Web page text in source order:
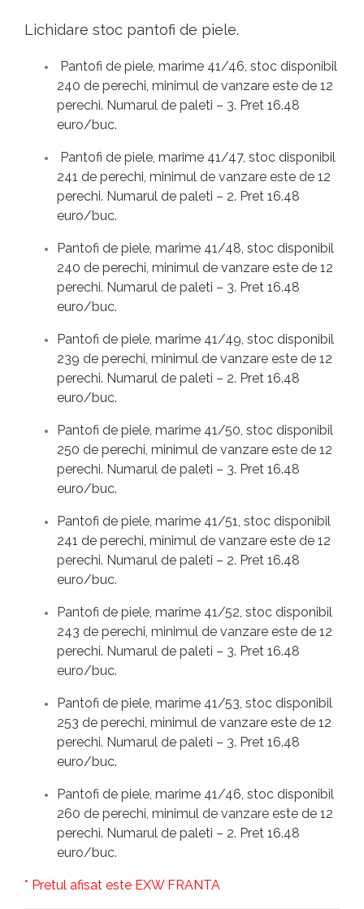
Lichidare stoc pantofi de piele.
Pantofi de piele, marime 41/46, stoc disponibil
240 de perechi, minimul de vanzare este de 12
perechi. Numarul de paleti – 3. Pret 16.48
euro/buc.
Pantofi de piele, marime 41/47, stoc disponibil
241 de perechi, minimul de vanzare este de 12
perechi. Numarul de paleti – 2. Pret 16.48
euro/buc.
Pantofi de piele, marime 41/48, stoc disponibil
240 de perechi, minimul de vanzare este de 12
perechi. Numarul de paleti – 3. Pret 16.48
euro/buc.
Pantofi de piele, marime 41/49, stoc disponibil
239 de perechi, minimul de vanzare este de 12
perechi. Numarul de paleti – 2. Pret 16.48
euro/buc.
Pantofi de piele, marime 41/50, stoc disponibil
250 de perechi, minimul de vanzare este de 12
perechi. Numarul de paleti – 3. Pret 16.48
euro/buc.
Pantofi de piele, marime 41/51, stoc disponibil
241 de perechi, minimul de vanzare este de 12
perechi. Numarul de paleti – 2. Pret 16.48
euro/buc.
Pantofi de piele, marime 41/52, stoc disponibil
243 de perechi, minimul de vanzare este de 12
perechi. Numarul de paleti – 3. Pret 16.48
euro/buc.
Pantofi de piele, marime 41/53, stoc disponibil
253 de perechi, minimul de vanzare este de 12
perechi. Numarul de paleti – 3. Pret 16.48
euro/buc.
Pantofi de piele, marime 41/46, stoc disponibil
260 de perechi, minimul de vanzare este de 12
perechi. Numarul de paleti – 2. Pret 16.48
euro/buc.
* Pretul afisat este EXW FRANTA